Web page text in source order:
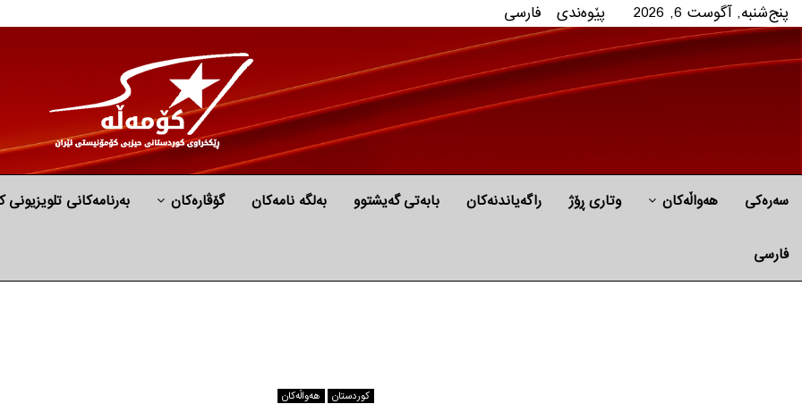
پنج‌شنبه, آگوست 6, 2026 پێوه‌ندی فارسی
سەرەکی هه‌واڵه‌کان وتاری ڕۆژ راگه‌یاندنه‌كان بابه‌تی گه‌یشتوو به‌لگه‌ نامه‌كان گۆڤارەکان بەرنامەکانی تلویزیونی
فارسی
كوردستان هه‌واڵه‌کان